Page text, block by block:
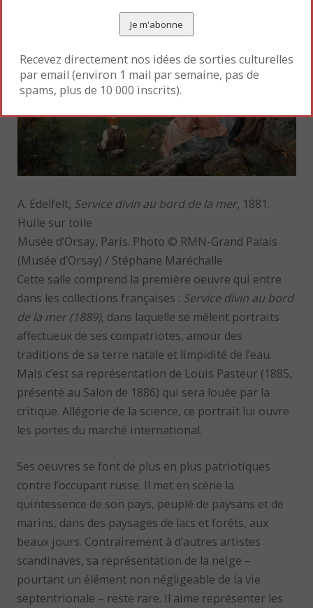
A. Edelfelt, Service divin au bord de la mer, 1881.
Huile sur toile
Musée d’Orsay, Paris. Photo © RMN-Grand Palais
(Musée d’Orsay) / Stéphane Maréchalle
Cette salle comprend la première oeuvre qui entre
dans les collections françaises : Service divin au bord
de la mer (1889), dans laquelle se mêlent portraits
affectueux de ses compatriotes, amour des
traditions de sa terre natale et limpidité de l’eau.
Mais c’est sa représentation de Louis Pasteur (1885,
présenté au Salon de 1886) qui sera louée par la
critique. Allégorie de la science, ce portrait lui ouvre
les portes du marché international.
Ses oeuvres se font de plus en plus patriotiques
contre l’occupant russe. Il met en scène la
quintessence de son pays, peuplé de paysans et de
marins, dans des paysages de lacs et forêts, aux
beaux jours. Contrairement à d’autres artistes
scandinaves, sa représentation de la neige –
pourtant un élément non négligeable de la vie
septentrionale – reste rare. Il aime représenter les
Recevez directement nos idées de sorties culturelles
par email (environ 1 mail par semaine, pas de
spams, plus de 10 000 inscrits).